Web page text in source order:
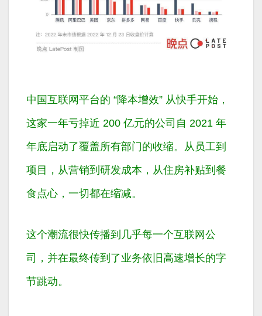
中国互联网平台的 “降本增效” 从快手开始，
这家一年亏掉近 200 亿元的公司自 2021 年
年底启动了覆盖所有部门的收缩。从员工到
项目，从营销到研发成本，从住房补贴到餐
食点心，一切都在缩减。
这个潮流很快传播到几乎每一个互联网公
司，并在最终传到了业务依旧高速增长的字
节跳动。